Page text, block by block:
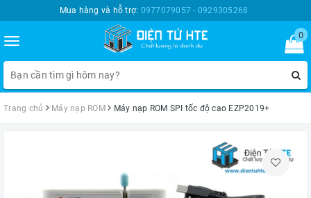
Mua hàng và hỗ trợ: 0977079057 - 0929305268
Toggle
navigation
0
Trang chủ Máy nạp ROM Máy nạp ROM SPI tốc độ cao EZP2019+